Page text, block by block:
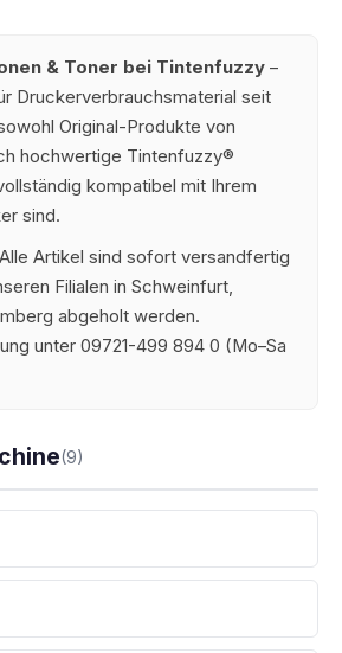
& Toner bei Tintenfuzzy –
Druckerverbrauchsmaterial seit
Original-Produkte von
hochwertige Tintenfuzzy®
kompatibel mit Ihrem
sind.
Alle Artikel sind sofort versandfertig
Filialen in Schweinfurt,
abgeholt werden.
unter 09721-499 894 0 (Mo–Sa
(9)